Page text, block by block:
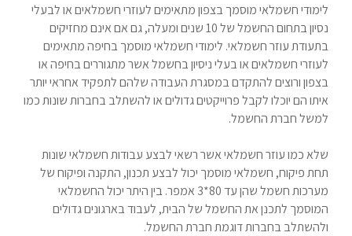
לימודי חשמלאי מוסמך בצפון מתאימים לעוזרי חשמלאים או לבעלי
נסיון בתחום החשמל של 10 שנים ומעלה, גם אם אינם מחזיקים
בתעודת עוזר חשמלאי. לימודי חשמלאי מוסמך בחיפה מתאימים
לעוזרי חשמלאים או בעלי ניסיון בחשמל אשר מתגוררים בחיפה או
בצפון ורוצים להתקדם במסגרת העבודה שלהם לתפקיד אחראי יותר
איתו הם יוכלו לקבל פרוייקטים גדולים או להשתלב בחברות שונות כמו
למשל חברת החשמל.
שלא כמו עוזר חשמלאי אשר רשאי לבצע עבודות חשמלאי שונות
תחת פיקוח, חשמלאי מוסמך יכול לבצע תכנון, התקנה ופיקוח של
מערכות חשמל שהן עד 80*3 אמפר. בין היתר יכול החשמלאי
המוסמך לתכנן את החשמל של הבית, לעבוד בארגונים גדולים
ולהשתלב בחברות דוגמת חברת החשמל.